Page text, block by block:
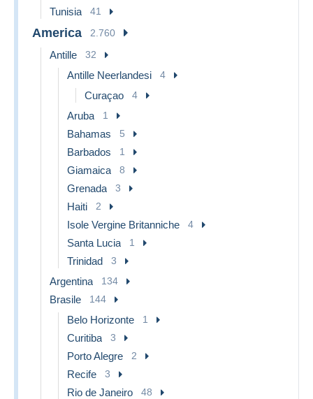
Tunisia 41
America 2.760
Antille 32
Antille Neerlandesi 4
Curaçao 4
Aruba 1
Bahamas 5
Barbados 1
Giamaica 8
Grenada 3
Haiti 2
Isole Vergine Britanniche 4
Santa Lucia 1
Trinidad 3
Argentina 134
Brasile 144
Belo Horizonte 1
Curitiba 3
Porto Alegre 2
Recife 3
Rio de Janeiro 48